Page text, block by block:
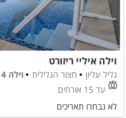
וילה איליי ריזורט
גליל עליון חצור הגלילית
וילה 4 חדרים
עד 15 אורחים
לא נבחרו תאריכים